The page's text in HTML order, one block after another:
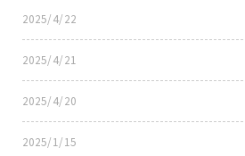
2025/4/22
2025/4/21
2025/4/20
2025/1/15